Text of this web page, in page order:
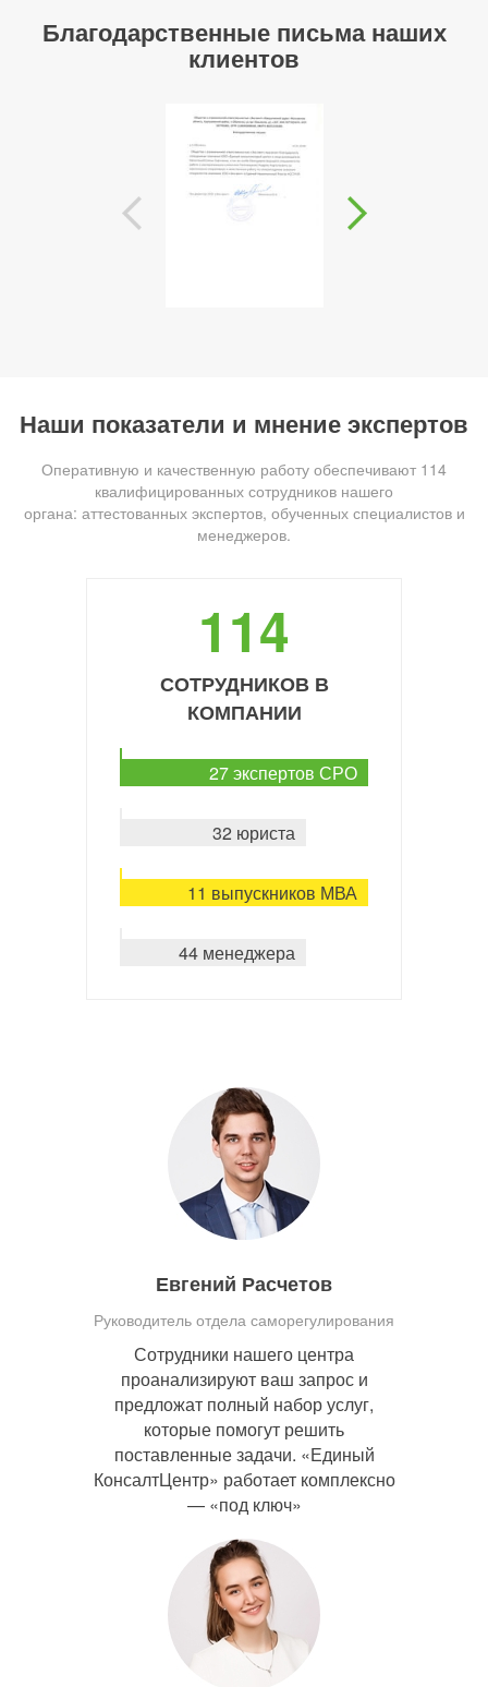
Благодарственные письма наших
клиентов
Наши показатели и мнение экспертов
Оперативную и качественную работу обеспечивают 114
квалифицированных сотрудников нашего
органа: аттестованных экспертов, обученных специалистов и
менеджеров.
114
СОТРУДНИКОВ В
КОМПАНИИ
27 экспертов СРО
32 юриста
11 выпускников МВА
44 менеджера
Евгений Расчетов
Руководитель отдела саморегулирования
Сотрудники нашего центра
проанализируют ваш запрос и
предложат полный набор услуг,
которые помогут решить
поставленные задачи. «Единый
КонсалтЦентр» работает комплексно
— «под ключ»